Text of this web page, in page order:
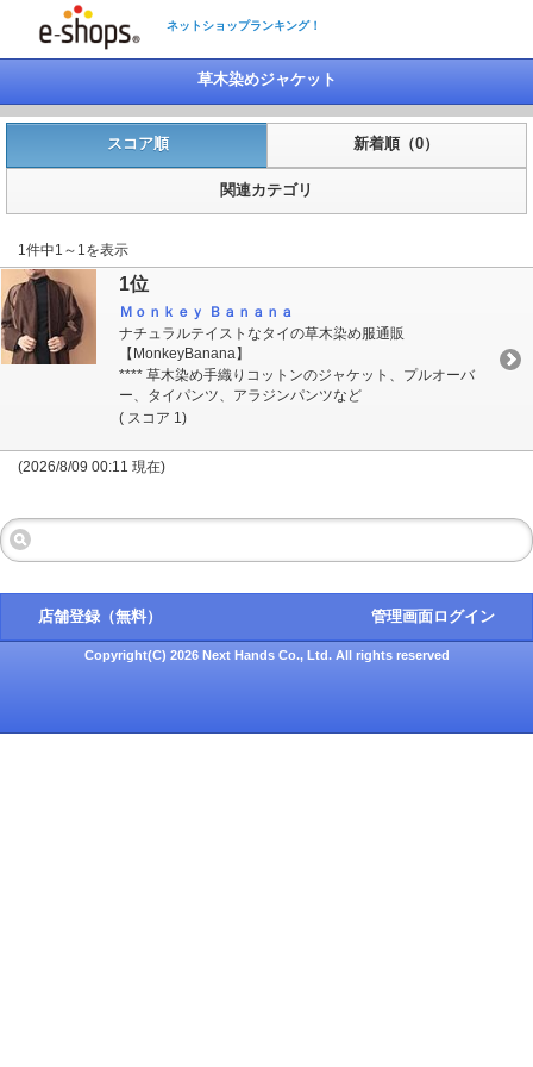
ネットショップランキング！
草木染めジャケット
スコア順 新着順（0）
関連カテゴリ
1件中1～1を表示
1位
Ｍｏｎｋｅｙ Ｂａｎａｎａ
ナチュラルテイストなタイの草木染め服通販
【MonkeyBanana】
**** 草木染め手織りコットンのジャケット、プルオーバ
ー、タイパンツ、アラジンパンツなど
( スコア 1)
(2026/8/09 00:11 現在)
店舗登録（無料） 管理画面ログイン
Copyright(C) 2026 Next Hands Co., Ltd. All rights reserved